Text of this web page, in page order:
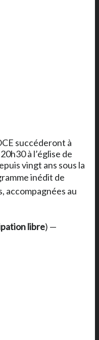
succéderont à
à l’église de
vingt ans sous la
inédit de
accompagnées au
libre) —